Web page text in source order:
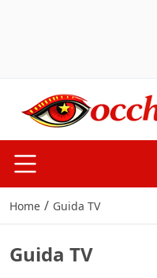
Home / Guida TV
Guida TV